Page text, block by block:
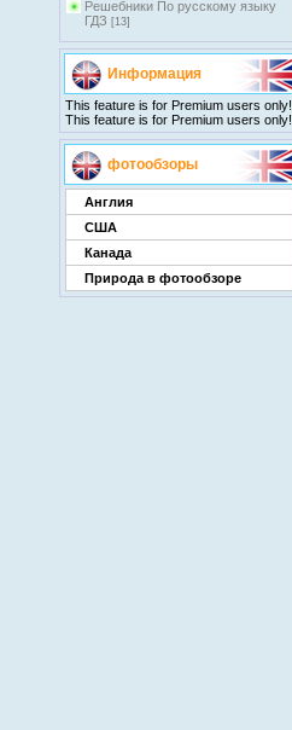
Решебники По русскому языку
ГДЗ [13]
Информация
This feature is for Premium users only!
This feature is for Premium users only!
фотообзоры
Англия
США
Канада
Природа в фотообзоре